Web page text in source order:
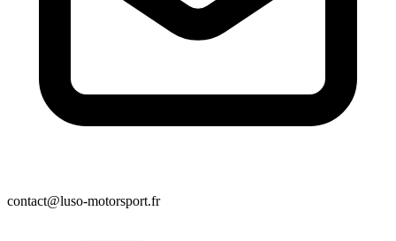
contact@luso-motorsport.fr